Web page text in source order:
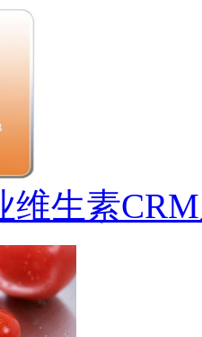
维生素